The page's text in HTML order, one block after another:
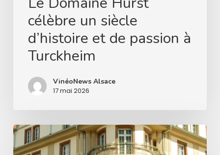
célèbre un siècle
d’histoire et de passion à
Turckheim
VinéoNews Alsace
17 mai 2026
Les
Grandes